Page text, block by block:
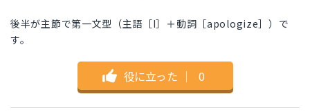
後半が主節で第一文型（主語［I］＋動詞［apologize］）で
す。
役に立った ｜ 0